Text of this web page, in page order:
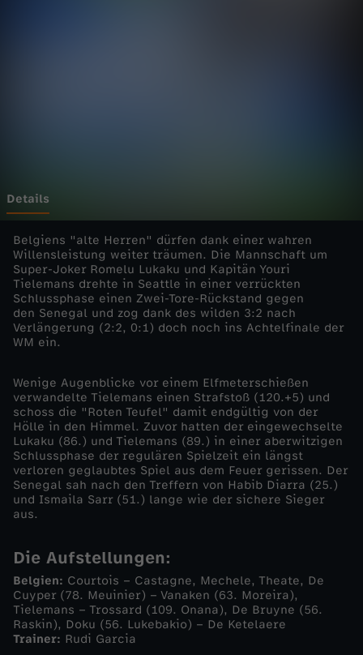
e
r
r
ü
k
t
e
C
o
m
Details
Belgiens "alte Herren" dürfen dank einer wahren
Willensleistung weiter träumen. Die Mannschaft um
Super-Joker Romelu Lukaku und Kapitän Youri
Tielemans drehte in Seattle in einer verrückten
Schlussphase einen Zwei-Tore-Rückstand gegen
den Senegal und zog dank des wilden 3:2 nach
Verlängerung (2:2, 0:1) doch noch ins Achtelfinale der
WM ein.
Wenige Augenblicke vor einem Elfmeterschießen
verwandelte Tielemans einen Strafstoß (120.+5) und
schoss die "Roten Teufel" damit endgültig von der
Hölle in den Himmel. Zuvor hatten der eingewechselte
Lukaku (86.) und Tielemans (89.) in einer aberwitzigen
Schlussphase der regulären Spielzeit ein längst
verloren geglaubtes Spiel aus dem Feuer gerissen. Der
Senegal sah nach den Treffern von Habib Diarra (25.)
und Ismaila Sarr (51.) lange wie der sichere Sieger
aus.
Die Aufstellungen:
Belgien: Courtois – Castagne, Mechele, Theate, De
Cuyper (78. Meuinier) – Vanaken (63. Moreira),
Tielemans – Trossard (109. Onana), De Bruyne (56.
Raskin), Doku (56. Lukebakio) – De Ketelaere
Trainer: Rudi Garcia